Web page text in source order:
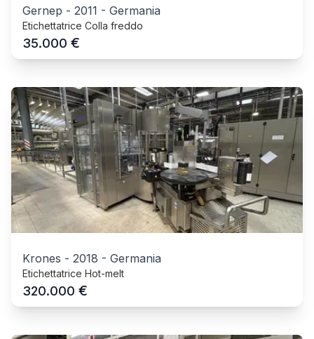
Gernep - 2011 - Germania
Etichettatrice Colla freddo
35.000 €
Krones - 2018 - Germania
Etichettatrice Hot-melt
320.000 €